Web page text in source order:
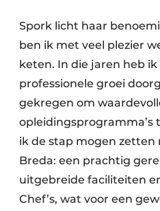
Spork licht haar
ben ik met veel plezier
keten. In die jaren heb ik
professionele groei
gekregen om
opleidingsprogramma’s
ik de stap mogen zetten
Breda: een prachtig
uitgebreide faciliteiten
Chef’s, wat voor een